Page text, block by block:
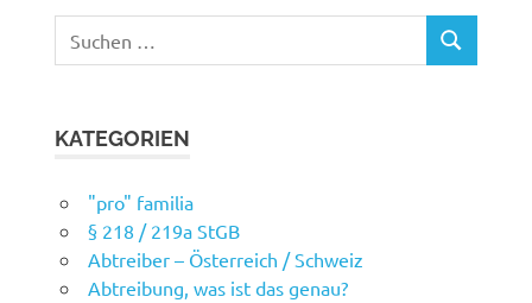
nach:
SUCHEN
KATEGORIEN
"pro" familia
§ 218 / 219a StGB
Abtreiber – Österreich / Schweiz
Abtreibung, was ist das genau?